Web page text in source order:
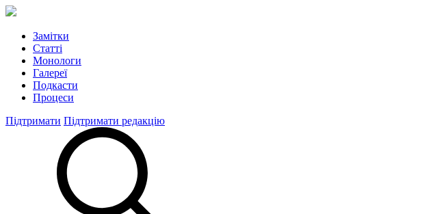
Замітки
Статті
Монологи
Галереї
Подкасти
Процеси
Підтримати Підтримати редакцію